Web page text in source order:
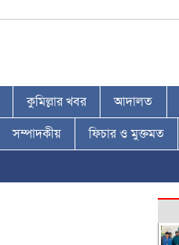
কুমিল্লার খবর আদালত
সম্পাদকীয় ফিচার ও মুক্তমত